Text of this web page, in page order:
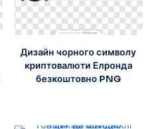
Дизайн чорного символу
криптовалюти Елронда
безкоштовно PNG